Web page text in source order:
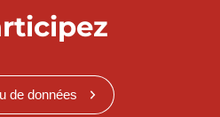
de données